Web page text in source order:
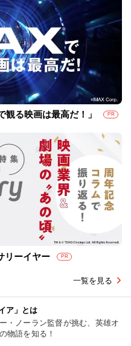
観る映画は最高だ！」 PR
リーイヤー PR
一覧を見る
ア」とは
・ノーラン監督が挑む、英雄オ
物語を知る！